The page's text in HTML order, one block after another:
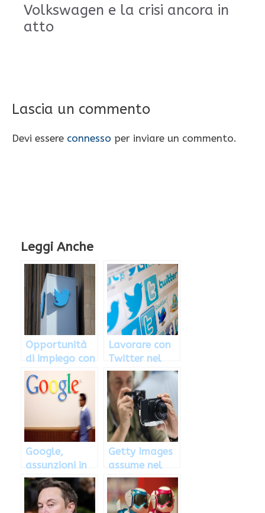
Volkswagen e la crisi ancora in
atto
Lascia un commento
Devi essere connesso per inviare un commento.
Leggi Anche
Opportunità
di impiego con
Twitter, in
Italia e nel
mondo
Lavorare con
Twitter nel
settore dei
social network
in Italia
Google,
assunzioni in
Italia e nel
mondo: come
candidarsi
Getty Images
assume nel
mondo, ecco
come inviare il
curriculum